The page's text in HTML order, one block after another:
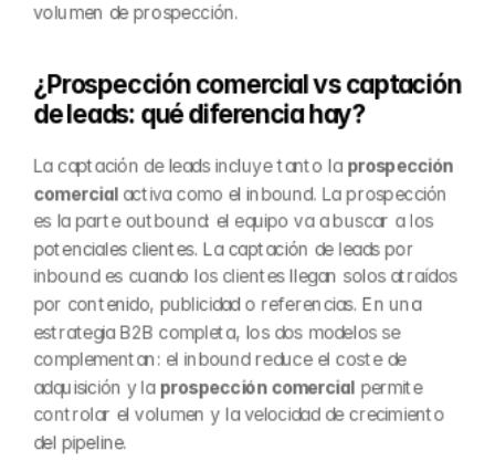
volumen de prospección.
¿Prospección comercial vs captación
de leads: qué diferencia hay?
La captación de leads incluye tanto la prospección
comercial activa como el inbound. La prospección
es la parte outbound: el equipo va a buscar a los
potenciales clientes. La captación de leads por
inbound es cuando los clientes llegan solos atraídos
por contenido, publicidad o referencias. En una
estrategia B2B completa, los dos modelos se
complementan: el inbound reduce el coste de
adquisición y la prospección comercial permite
controlar el volumen y la velocidad de crecimiento
del pipeline.